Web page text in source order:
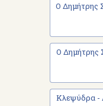
Ο Δημήτρης
Ο Δημήτρης
Κλεψύδρα -